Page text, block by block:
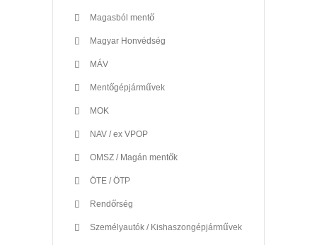
Magasból mentő
Magyar Honvédség
MÁV
Mentőgépjárművek
MOK
NAV / ex VPOP
OMSZ / Magán mentők
ÖTE / ÖTP
Rendőrség
Személyautók / Kishaszongépjárművek